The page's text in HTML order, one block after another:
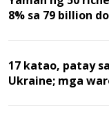
8% sa 79 billion
17 katao, patay
Ukraine; mga